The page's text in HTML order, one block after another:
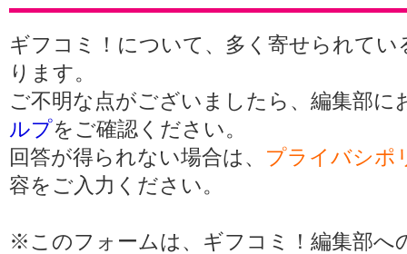
ギフコミ！について、多く寄せられてい
ります。
ご不明な点がございましたら、編集部
ルプをご確認ください。
回答が得られない場合は、 プライバシポ
容をご入力ください。
※このフォームは、ギフコミ！編集部へ